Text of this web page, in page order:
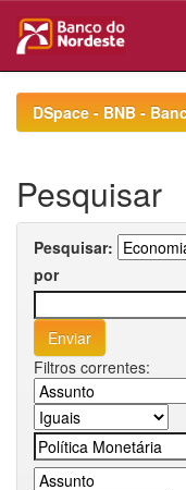
navigationDSpace - BNB -
Pesquisar
Pesquisar:
por
Filtros correntes: